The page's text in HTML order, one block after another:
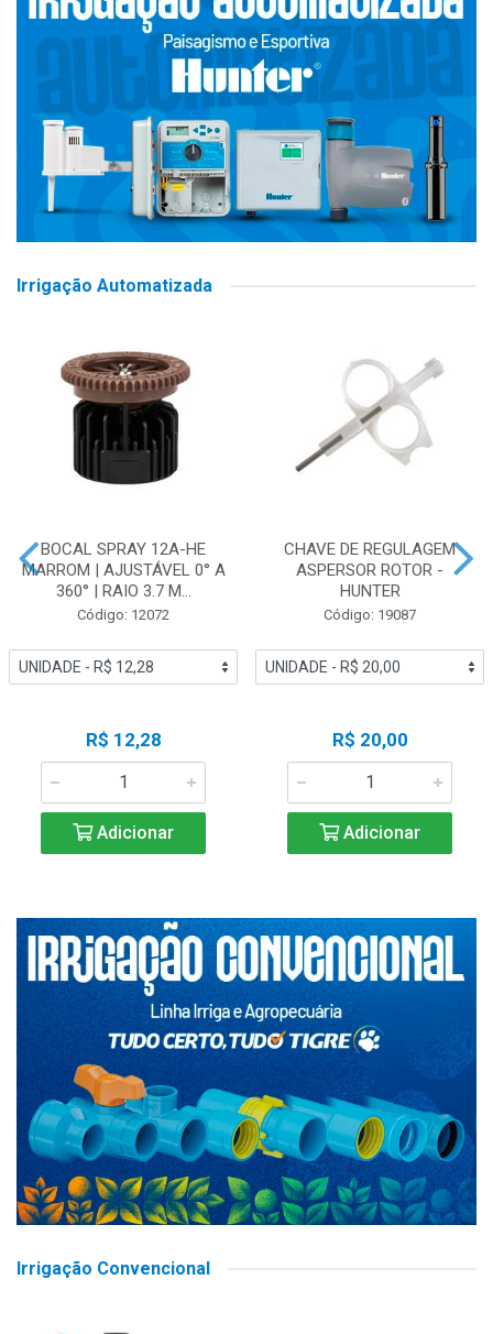
Irrigação Automatizada
BOCAL SPRAY 12A-HE
MARROM | AJUSTÁVEL 0° A
360° | RAIO 3.7 M...
Código: 12072
R$ 12,28
Adicionar
CHAVE DE REGULAGEM
ASPERSOR ROTOR -
HUNTER
Código: 19087
R$ 20,00
Adicionar
Irrigação Convencional